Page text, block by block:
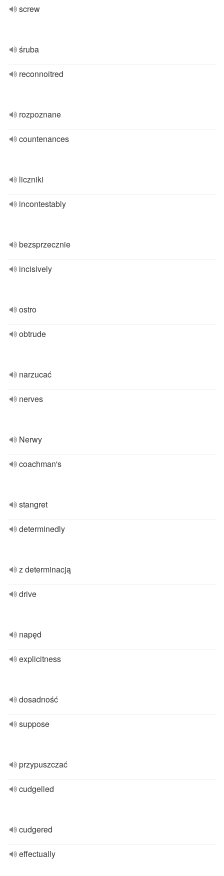
screw
śruba
reconnoitred
rozpoznane
countenances
liczniki
incontestably
bezsprzecznie
incisively
ostro
obtrude
narzucać
nerves
Nerwy
coachman's
stangret
determinedly
z determinacją
drive
napęd
explicitness
dosadność
suppose
przypuszczać
cudgelled
cudgered
effectually